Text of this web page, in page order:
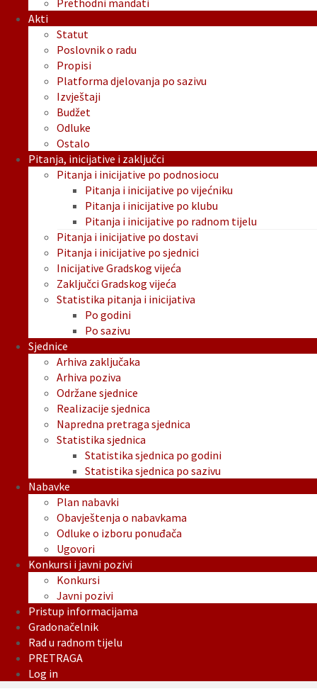
Prethodni mandati
Akti
Statut
Poslovnik o radu
Propisi
Platforma djelovanja po sazivu
Izvještaji
Budžet
Odluke
Ostalo
Pitanja, inicijative i zaključci
Pitanja i inicijative po podnosiocu
Pitanja i inicijative po vijećniku
Pitanja i inicijative po klubu
Pitanja i inicijative po radnom tijelu
Pitanja i inicijative po dostavi
Pitanja i inicijative po sjednici
Inicijative Gradskog vijeća
Zaključci Gradskog vijeća
Statistika pitanja i inicijativa
Po godini
Po sazivu
Sjednice
Arhiva zaključaka
Arhiva poziva
Održane sjednice
Realizacije sjednica
Napredna pretraga sjednica
Statistika sjednica
Statistika sjednica po godini
Statistika sjednica po sazivu
Nabavke
Plan nabavki
Obavještenja o nabavkama
Odluke o izboru ponuđača
Ugovori
Konkursi i javni pozivi
Konkursi
Javni pozivi
Pristup informacijama
Gradonačelnik
Rad u radnom tijelu
PRETRAGA
Log in